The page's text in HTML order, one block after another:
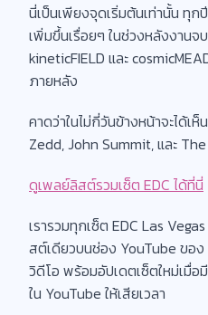
นี่เป็นเพียงจุดเริ่มต้นเท่านั้น ทุ
เพิ่มขึ้นเรื่อยๆ ในช่วงหลังงานจ
kineticFIELD และ
ภายหลัง
คาดว่าในไม่กี่วันข้างหน้าจะได้เ
Zedd, John Summit, และ
ดูเพลย์ลิสต์รวมเซ็ต EDC ได้ที่นี่
เรารวมทุกเซ็ต EDC Las
สต์เดียวบนช่อง YouTube ขอ
วิดีโอ พร้อมอัปเดตเซ็ตใหม่เมื่อ
ใน YouTube ให้เสียเวลา